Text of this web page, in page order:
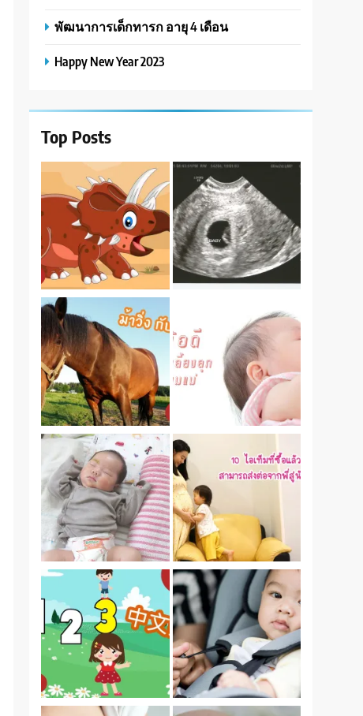
พัฒนาการเด็กทารก อายุ 4 เดือน
Happy New Year 2023
Top Posts